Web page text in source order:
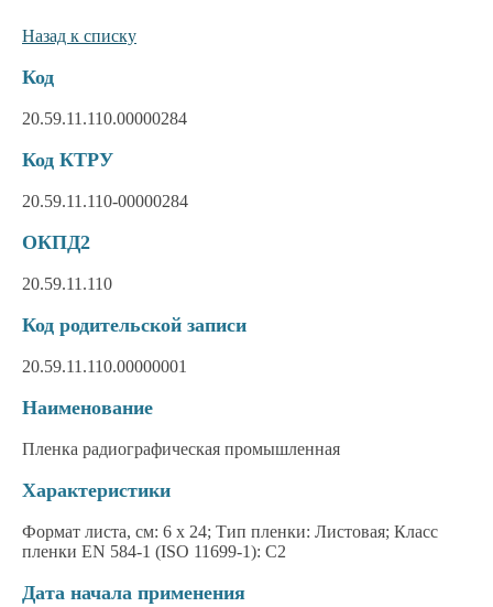
Назад к списку
Код
20.59.11.110.00000284
Код КТРУ
20.59.11.110-00000284
ОКПД2
20.59.11.110
Код родительской записи
20.59.11.110.00000001
Наименование
Пленка радиографическая промышленная
Характеристики
Формат листа, см: 6 х 24; Тип пленки: Листовая; Класс
пленки EN 584-1 (ISO 11699-1): C2
Дата начала применения